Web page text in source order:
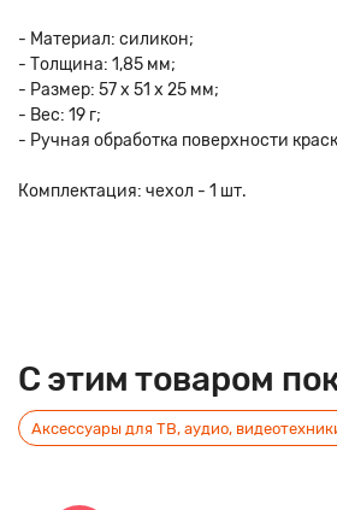
- Материал: силикон;
- Толщина: 1,85 мм;
- Размер: 57 х 51 х 25 мм;
- Вес: 19 г;
- Ручная обработка поверхности
Комплектация: чехол - 1 шт.
C этим товаром
Аксессуары для ТВ, аудио,